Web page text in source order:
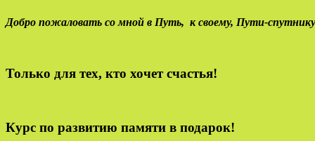
Добро пожаловать со мной в Путь, к своему, Пути-
Только для тех, кто хочет счастья!
Курс по развитию памяти в подарок!